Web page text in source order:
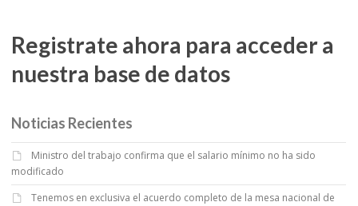
Registrate ahora para acceder a
nuestra base de datos
Noticias Recientes
Ministro del trabajo confirma que el salario mínimo no ha sido
modificado
Tenemos en exclusiva el acuerdo completo de la mesa nacional de